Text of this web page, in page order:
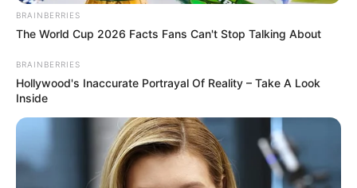
BRAINBERRIES
The World Cup 2026 Facts Fans Can't Stop Talking About
BRAINBERRIES
Hollywood's Inaccurate Portrayal Of Reality – Take A Look
Inside